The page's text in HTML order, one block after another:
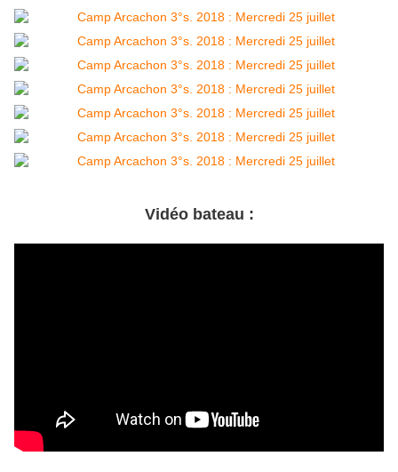
Vidéo bateau :